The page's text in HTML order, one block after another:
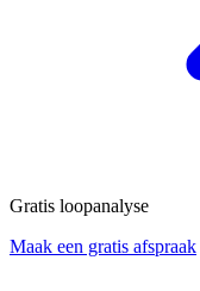
Gratis loopanalyse
Maak een gratis afspraak